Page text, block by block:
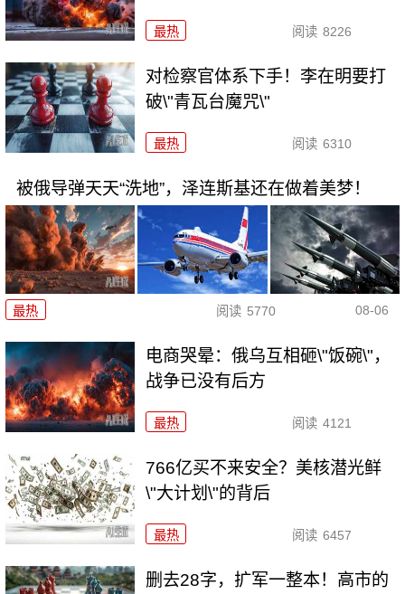
最热 阅读 8226
对检察官体系下手！李在明要打
破\"青瓦台魔咒\"
最热 阅读 6310
被俄导弹天天“洗地”，泽连斯基还在做着美梦！
最热 阅读 5770 08-06
电商哭晕：俄乌互相砸\"饭碗\"，
战争已没有后方
最热 阅读 4121
766亿买不来安全？美核潜光鲜
\"大计划\"的背后
最热 阅读 6457
删去28字，扩军一整本！高市的